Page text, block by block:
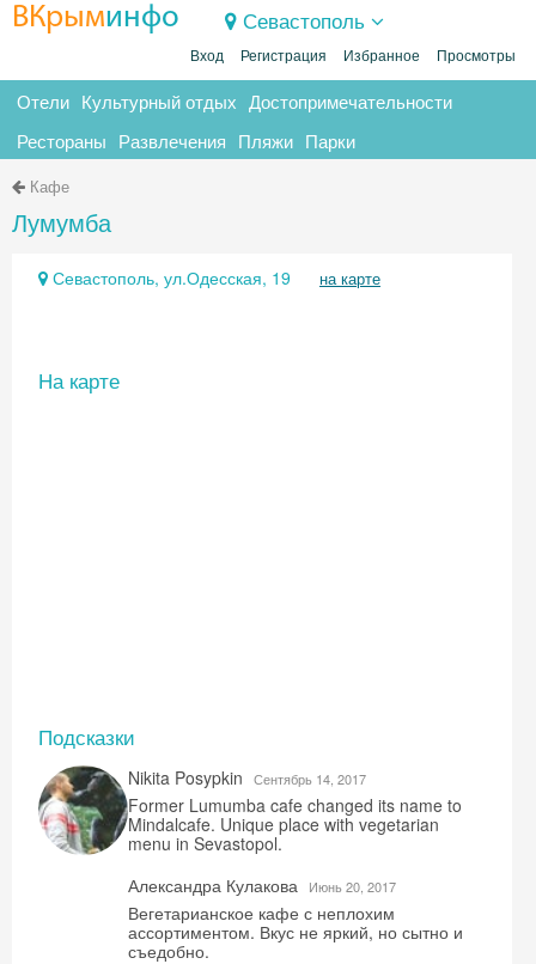
ВКрыминфо Севастополь
Вход Регистрация Избранное Просмотры
Отели Культурный отдых Достопримечательности
Рестораны Развлечения Пляжи Парки
Кафе
Лумумба
Севастополь, ул.Одесская, 19 на карте
На карте
Подсказки
Nikita Posypkin Сентябрь 14, 2017
Former Lumumba cafe changed its name to
Mindalcafe. Unique place with vegetarian
menu in Sevastopol.
Александра Кулакова
Июнь 20, 2017
Вегетарианское кафе с неплохим
ассортиментом. Вкус не яркий, но сытно и
съедобно.